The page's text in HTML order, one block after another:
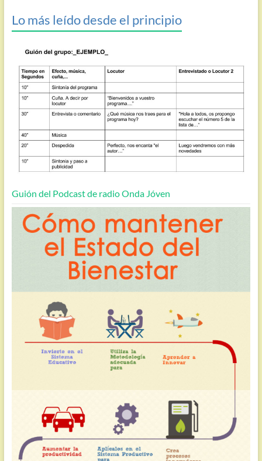
Lo más leído desde el principio
Guión del Podcast de radio Onda Jóven